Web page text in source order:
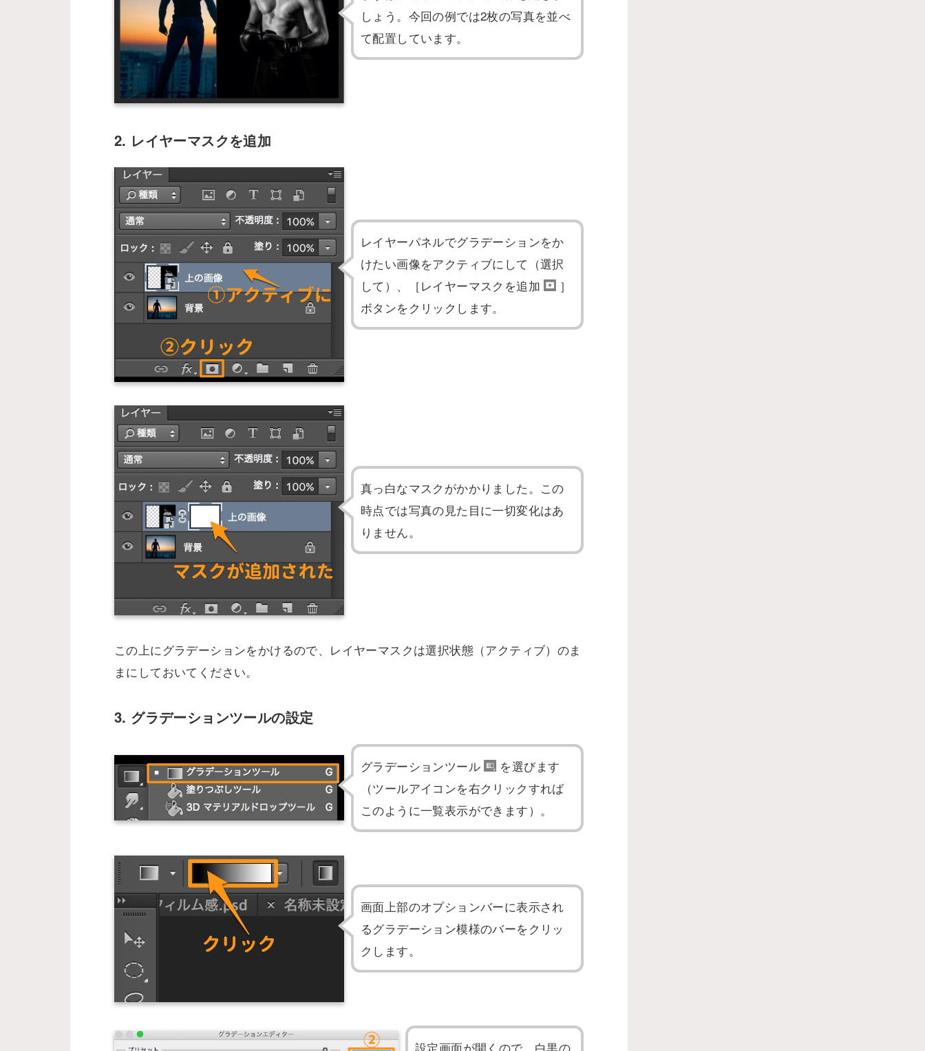
しょう。今回の例では2枚の写真を並べ
て配置しています。
2. レイヤーマスクを追加
レイヤーパネルでグラデーションをか
けたい画像をアクティブにして（選択
して）、［レイヤーマスクを追加
］
ボタンをクリックします。
真っ白なマスクがかかりました。この
時点では写真の見た目に一切変化はあ
りません。
この上にグラデーションをかけるので、レイヤーマスクは選択状態（アクティブ）のま
まにしておいてください。
3. グラデーションツールの設定
グラデーションツール
を選びます
（ツールアイコンを右クリックすれば
このように一覧表示ができます）。
画面上部のオプションバーに表示され
るグラデーション模様のバーをクリッ
クします。
設定画面が開くので、白黒の